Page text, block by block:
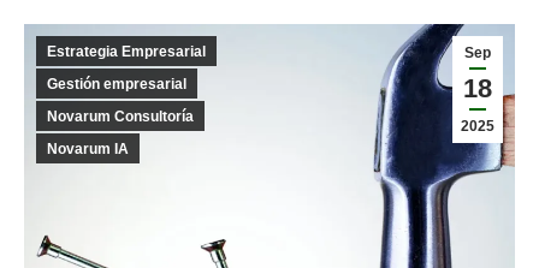
Sep
18
2025
Estrategia Empresarial
Gestión empresarial
Novarum Consultoría
Novarum IA